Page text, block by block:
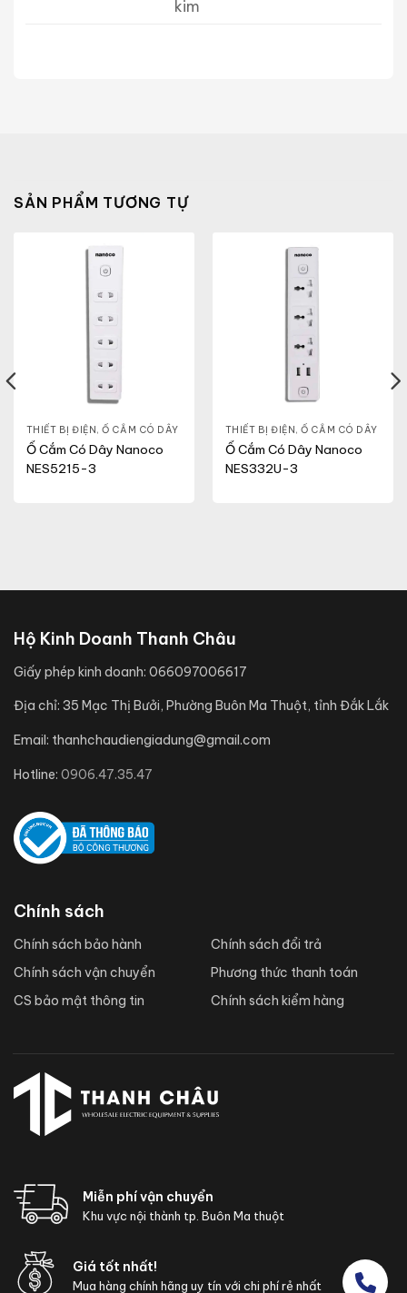
kim
SẢN PHẨM TƯƠNG TỰ
THIẾT BỊ ĐIỆN ,Ổ CẮM CÓ DÂY
Ổ Cắm Có Dây Nanoco
NES5215-3
THIẾT BỊ ĐIỆN ,Ổ CẮM CÓ DÂY
Ổ Cắm Có Dây Nanoco
NES332U-3
DÒNG MODERVA
Hộ Kinh Doanh Thanh Châu
Giấy phép kinh doanh: 066097006617
Địa chỉ: 35 Mạc Thị Bưởi, Phường Buôn Ma Thuột, tỉnh Đắk Lắk
Email: thanhchaudiengiadung@gmail.com
Hotline: 0906.47.35.47
Chính sách
Chính sách bảo hành
Chính sách vận chuyển
CS bảo mật thông tin
Chính sách đổi trả
Phương thức thanh toán
Chính sách kiểm hàng
Miễn phí vận chuyển
Khu vực nội thành tp. Buôn Ma thuột
Giá tốt nhất!
Mua hàng chính hãng uy tín với chi phí rẻ nhất